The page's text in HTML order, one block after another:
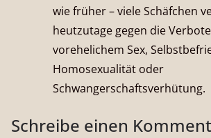
wie früher – viele Schäfchen
heutzutage gegen die
vorehelichem Sex,
Homosexualität oder
Schwangerschaftsverhütung.
Schreibe einen